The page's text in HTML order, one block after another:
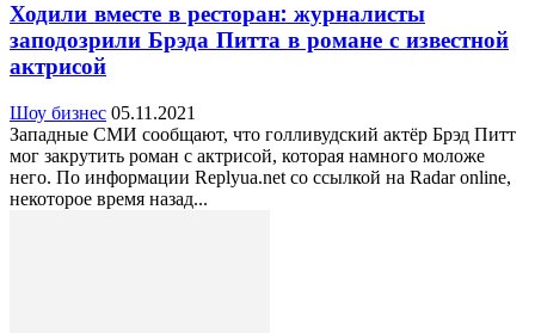
Ходили вместе в ресторан: журналисты
заподозрили Брэда Питта в романе с известной
актрисой
Шоу бизнес 05.11.2021
Западные СМИ сообщают, что голливудский актёр Брэд Питт
мог закрутить роман с актрисой, которая намного моложе
него. По информации Replyua.net со ссылкой на Radar online,
некоторое время назад...